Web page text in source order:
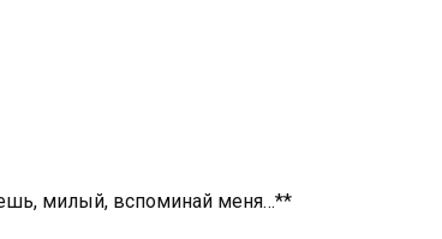
милый, вспоминай меня…**